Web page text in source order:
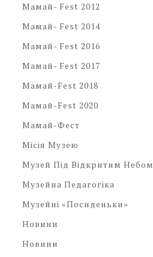
Мамай- Fest 2012
Мамай- Fest 2014
Мамай- Fest 2016
Мамай- Fest 2017
Мамай-Fest 2018
Мамай-Fest 2020
Мамай-Фест
Місія Музею
Музей Під Відкритим Небом
Музейна Педагогіка
Музейні «посиденьки»
Новини
Новини